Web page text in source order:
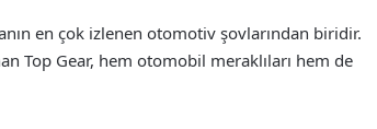
en çok izlenen otomotiv şovlarından biridir.
Top Gear, hem otomobil meraklıları hem de